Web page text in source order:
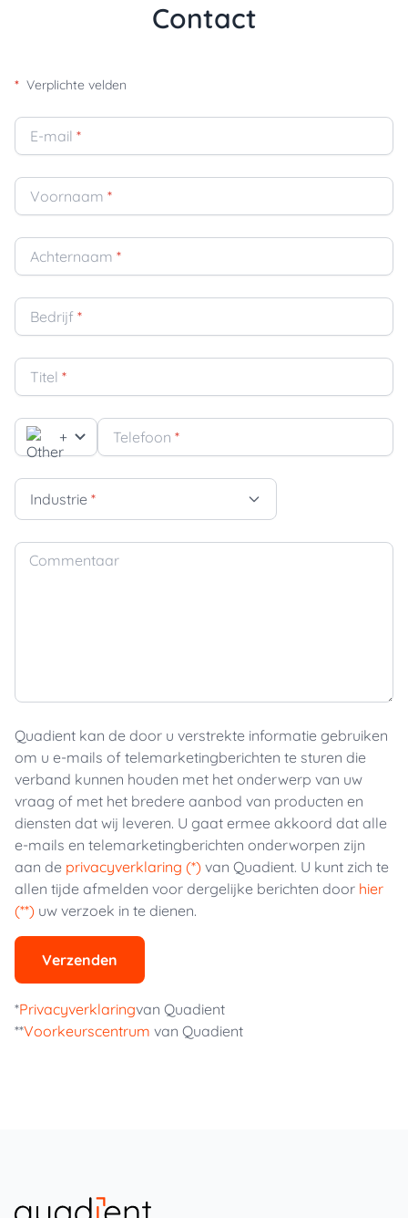
Contact
* Verplichte velden
E-mail *
Voornaam *
Achternaam *
Bedrijf *
Titel *
+ Telefoon *
Industrie *
Commentaar
Quadient kan de door u verstrekte informatie gebruiken
om u e-mails of telemarketingberichten te sturen die
verband kunnen houden met het onderwerp van uw
vraag of met het bredere aanbod van producten en
diensten dat wij leveren. U gaat ermee akkoord dat alle
e-mails en telemarketingberichten onderworpen zijn
aan de privacyverklaring (*) van Quadient. U kunt zich te
allen tijde afmelden voor dergelijke berichten door hier
(**) uw verzoek in te dienen.
Verzenden
*Privacyverklaringvan Quadient
**Voorkeurscentrum van Quadient